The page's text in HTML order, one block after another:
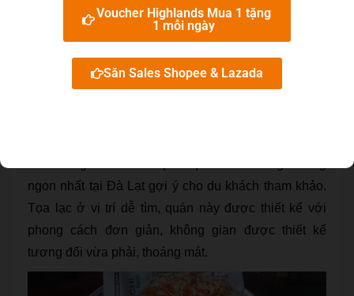
tráng nướng vàng ươm thơm nức, du khách gọi thêm
vài ly sữa đậu nóng ấm chắc chắn sẽ ấm lòng vô
cùng để tận hưởng.
ngon nhất tại Đà Lạt gợi ý cho du khách tham khảo.
Tọa lạc ở vị trí dễ tìm, quán này được thiết kế với
phong cách đơn giản, không gian được thiết kế
tương đối vừa phải, thoáng mát.
Voucher Highlands Mua 1 tặng
1 mỗi ngày
Săn Sales Shopee & Lazada